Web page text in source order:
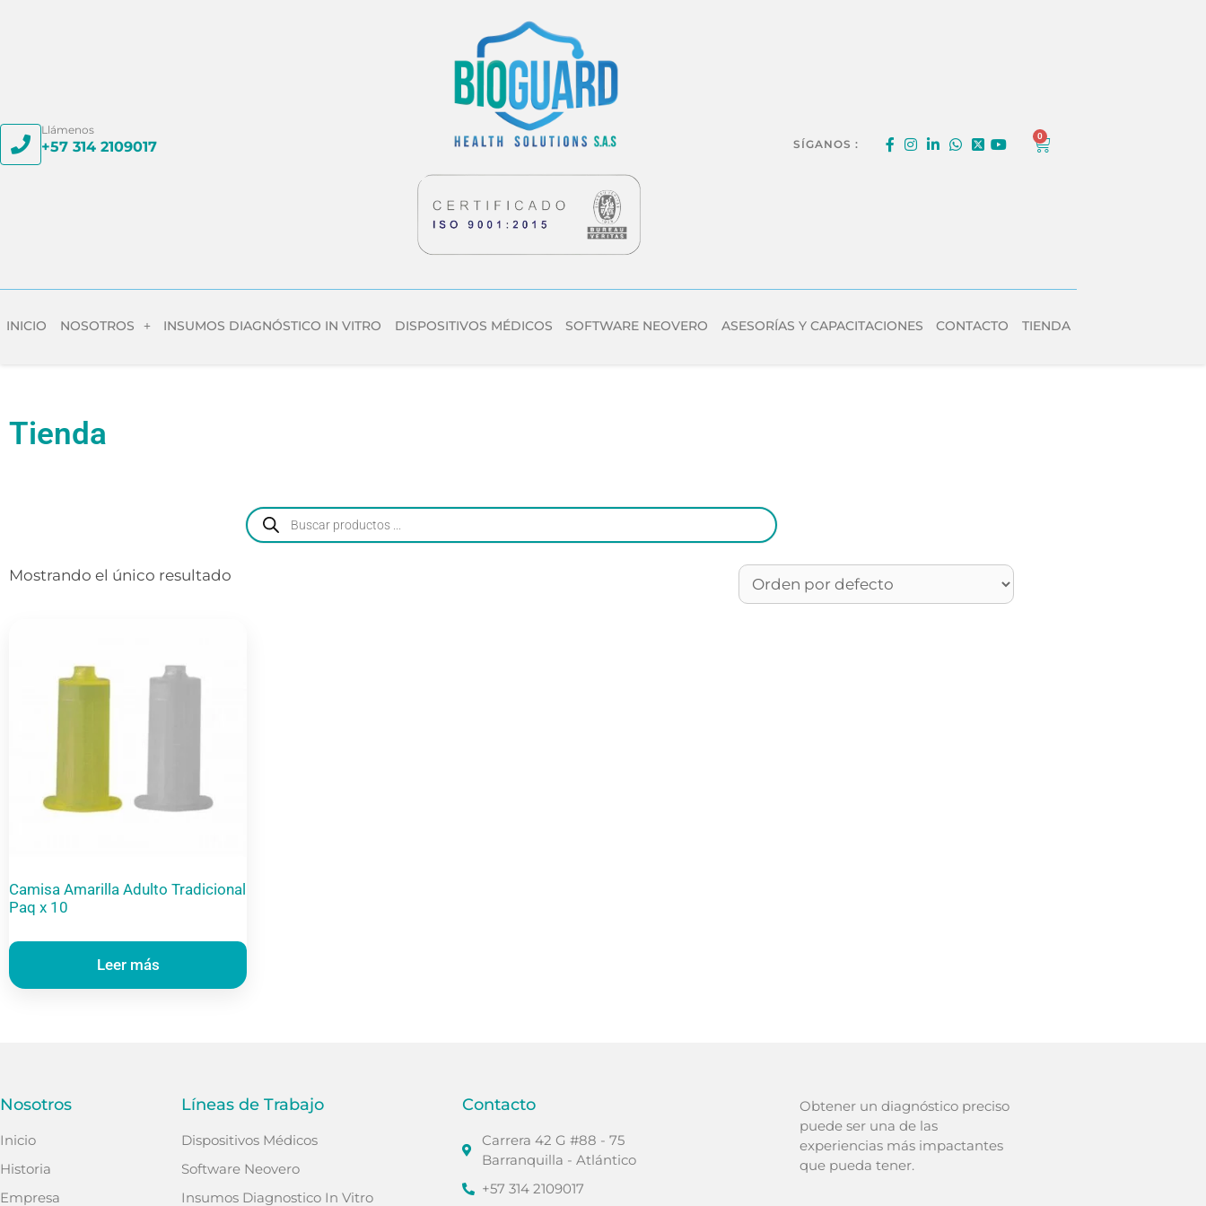
Llámenos
+57 314 2109017 SÍGANOS :
0
INICIO NOSOTROS INSUMOS DIAGNÓSTICO IN VITRO DISPOSITIVOS MÉDICOS SOFTWARE NEOVERO ASESORÍAS Y CAPACITACIONES CONTACTO TIENDA
Tienda
Mostrando el único resultado
Camisa Amarilla Adulto Tradicional
Paq x 10
Leer más
Nosotros
Inicio
Historia
Empresa
Líneas de Trabajo
Dispositivos Médicos
Software Neovero
Insumos Diagnostico In Vitro
Contacto
Carrera 42 G #88 - 75
Barranquilla - Atlántico
+57 314 2109017
Obtener un diagnóstico preciso
puede ser una de las
experiencias más impactantes
que pueda tener.